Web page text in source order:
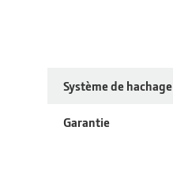
Système de hachage
Garantie